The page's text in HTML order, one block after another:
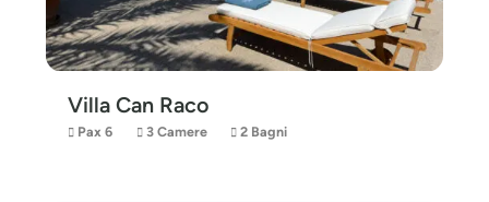
Villa Can Raco
Pax 6 3 Camere 2 Bagni